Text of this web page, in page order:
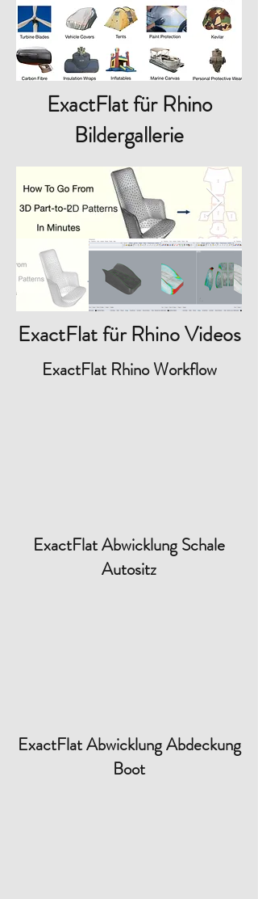
ExactFlat für Rhino
Bildergallerie
ExactFlat für Rhino Videos
ExactFlat Rhino Workflow
ExactFlat Abwicklung Schale
Autositz
ExactFlat Abwicklung Abdeckung
Boot